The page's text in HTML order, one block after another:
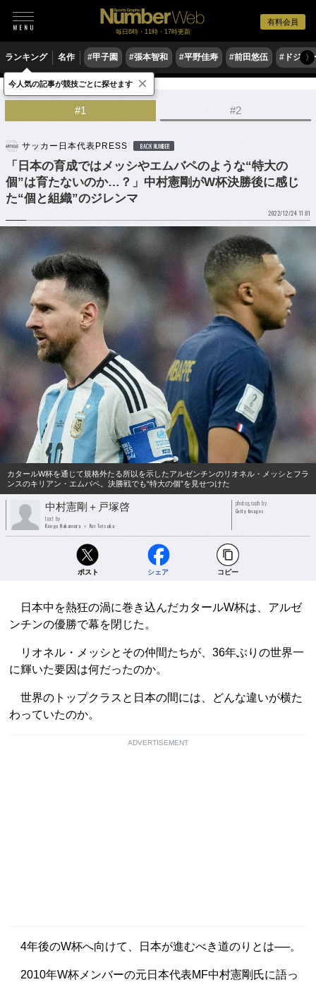
有料会員
毎日6時・11時・17時更新
ランキング 名作 #甲子園 #張本智和 #平野佳寿 #前田悠伍 #ドジャ
〉
サッカー サッカー日本代表
#1 #2
サッカー日本代表PRESS BACK NUMBER
「日本の育成ではメッシやエムバペのような“特大の
個”は育たないのか…？」中村憲剛がW杯決勝後に感じ
た“個と組織”のジレンマ
2022/12/24 11:01
カタールW杯を通じて規格外たる所以を示したアルゼンチンのリオネル・メッシとフラ
ンスのキリアン・エムバペ。決勝戦でも“特大の個”を見せつけた
中村憲剛＋戸塚啓
text by
Kengo Nakamura ＋ Kei Totsuka
photograph by
Getty Images
ポスト シェア コピー
日本中を熱狂の渦に巻き込んだカタールW杯は、アルゼ
ンチンの優勝で幕を閉じた。
リオネル・メッシとその仲間たちが、36年ぶりの世界一
に輝いた要因は何だったのか。
世界のトップクラスと日本の間には、どんな違いが横た
わっていたのか。
ADVERTISEMENT
4年後のW杯へ向けて、日本が進むべき道のりとは──。
2010年W杯メンバーの元日本代表MF中村憲剛氏に語っ
今人気の記事が競技ごとに探せます ×